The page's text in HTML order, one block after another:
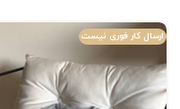
ارسال کار فوری نیست